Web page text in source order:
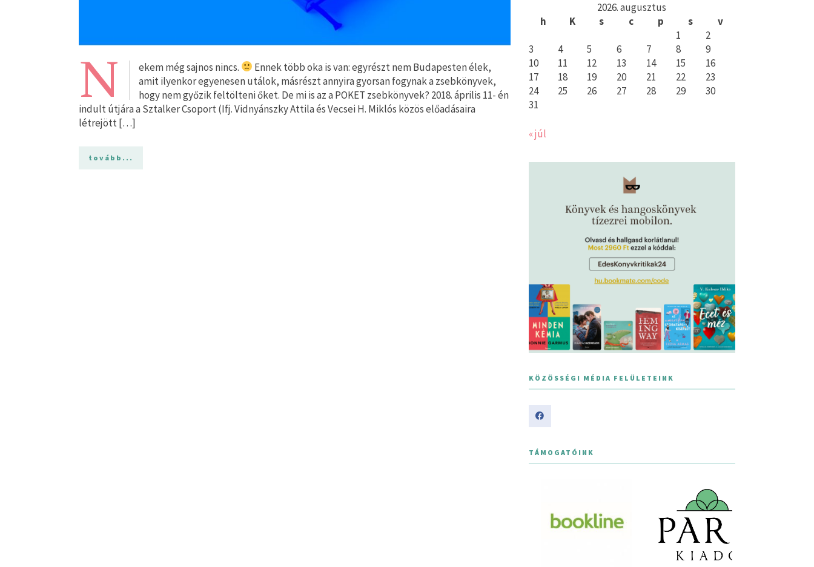
N ekem még sajnos nincs.
Ennek több oka is van: egyrészt nem Budapesten élek,
amit ilyenkor egyenesen utálok, másrészt annyira gyorsan fogynak a zsebkönyvek,
hogy nem győzik feltölteni őket. De mi is az a POKET zsebkönyvek? 2018. április 11- én
indult útjára a Sztalker Csoport (Ifj. Vidnyánszky Attila és Vecsei H. Miklós közös előadásaira
létrejött […]
tovább...
2026. augusztus
h
K s c p s
v
1
2
3
4 5 6 7 8
9
10
11 12 13 14 15
16
17
18 19 20 21 22
23
24
25 26 27 28 29
30
31
« júl
KÖZÖSSÉGI MÉDIA FELÜLETEINK
TÁMOGATÓINK